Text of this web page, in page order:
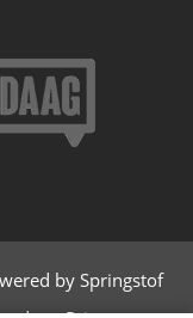
by Springstof